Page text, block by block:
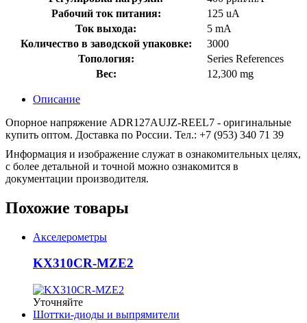
Рабочий ток питания:
125 uA
Ток выхода:
5 mA
Количество в заводской упаковке:
3000
Топология:
Series References
Вес:
12,300 mg
Описание
Опорное напряжение ADR127AUJZ-REEL7 - оригинальные
купить оптом. Доставка по России. Тел.: +7 (953) 340 71 39
Информация и изображение служат в ознакомительных целях,
с более детальной и точной можно ознакомится в
документации производителя.
Похожие товары
Акселерометры
KX310CR-MZE2
Уточняйте
Шоттки-диоды и выпрямители